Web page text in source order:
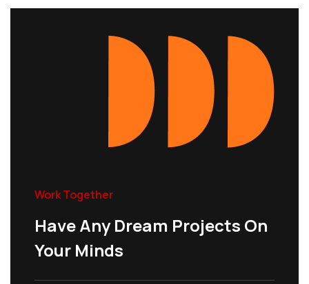
Work Together
Have Any Dream Projects On
Your Minds